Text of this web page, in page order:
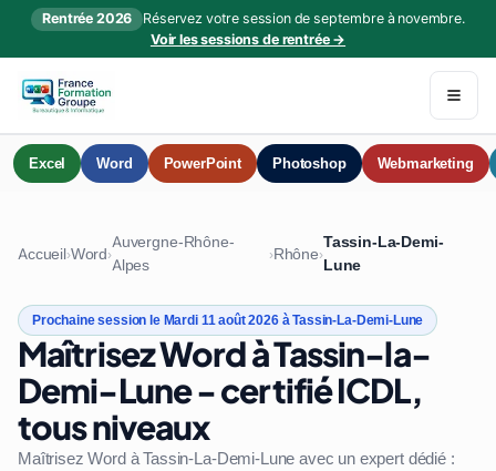
Rentrée 2026
Réservez votre session de septembre à novembre.
Voir les sessions de rentrée →
Excel Word PowerPoint Photoshop Webmarketing
Accueil›Word›
Auvergne-Rhône-
Alpes
›Rhône›
Tassin-La-Demi-
Lune
Prochaine session le Mardi 11 août 2026 à Tassin-La-Demi-Lune
Maîtrisez Word à Tassin-la-
Demi-Lune - certifié ICDL,
tous niveaux
Maîtrisez Word à Tassin-La-Demi-Lune avec un expert dédié :